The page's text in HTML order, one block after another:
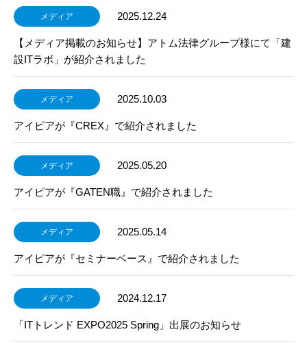
メディア 2025.12.24
【メディア掲載のお知らせ】アトム法律グループ様にて「建
設ITラボ」が紹介されました
メディア 2025.10.03
アイピアが『CREX』で紹介されました
メディア 2025.05.20
アイピアが『GATEN職』で紹介されました
メディア 2025.05.14
アイピアが『セミナーベース』で紹介されました
メディア 2024.12.17
「ITトレンド EXPO2025 Spring」出展のお知らせ